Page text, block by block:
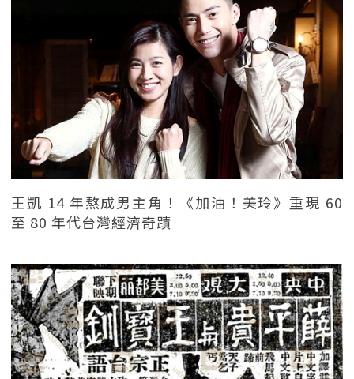
王凱 14 年熬成男主角！《加油！美玲》重現 60
至 80 年代台灣經濟奇蹟